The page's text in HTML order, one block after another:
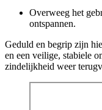
Overweeg het
ontspannen.
Geduld en begrip zijn
en een veilige, stabiele
zindelijkheid weer